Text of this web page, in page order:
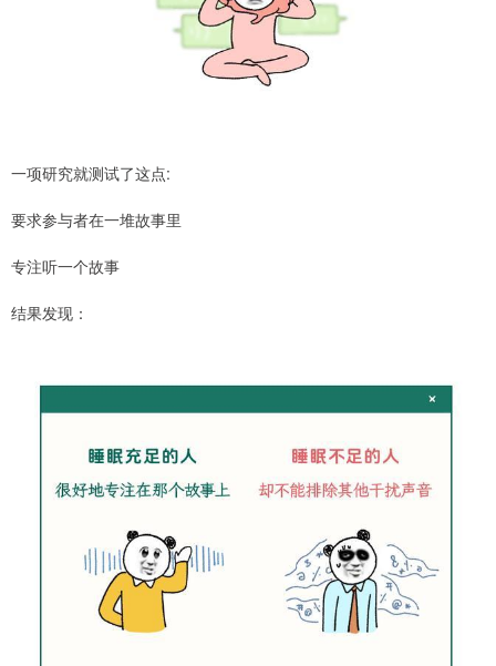
一项研究就测试了这点:
要求参与者在一堆故事里
专注听一个故事
结果发现：